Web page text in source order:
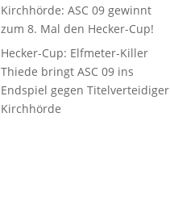
Kirchhörde: ASC 09 gewinnt
zum 8. Mal den Hecker-Cup!
Hecker-Cup: Elfmeter-Killer
Thiede bringt ASC 09 ins
Endspiel gegen Titelverteidiger
Kirchhörde